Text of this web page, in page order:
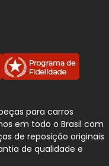
para carros
em todo o Brasil com
de reposição originais
de qualidade e